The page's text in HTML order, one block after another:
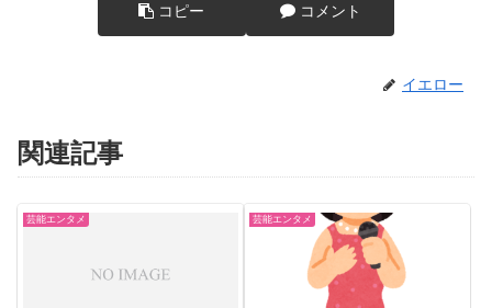
コピー コメント
イエロー
関連記事
芸能エンタメ 芸能エンタメ